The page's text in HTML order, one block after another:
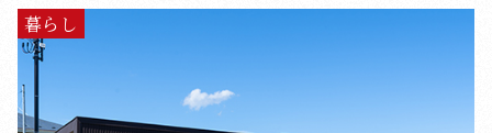
暮らし